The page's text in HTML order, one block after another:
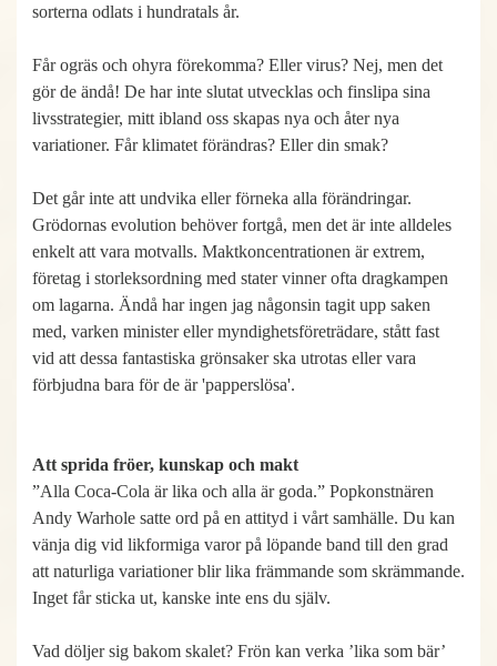
sorterna odlats i hundratals år.
Får ogräs och ohyra förekomma? Eller virus? Nej, men det
gör de ändå! De har inte slutat utvecklas och finslipa sina
livsstrategier, mitt ibland oss skapas nya och åter nya
variationer. Får klimatet förändras? Eller din smak?
Det går inte att undvika eller förneka alla förändringar.
Grödornas evolution behöver fortgå, men det är inte alldeles
enkelt att vara motvalls. Maktkoncentrationen är extrem,
företag i storleksordning med stater vinner ofta dragkampen
om lagarna. Ändå har ingen jag någonsin tagit upp saken
med, varken minister eller myndighetsföreträdare, stått fast
vid att dessa fantastiska grönsaker ska utrotas eller vara
förbjudna bara för de är 'papperslösa'.
Att sprida fröer, kunskap och makt
”Alla Coca-Cola är lika och alla är goda.” Popkonstnären
Andy Warhole satte ord på en attityd i vårt samhälle. Du kan
vänja dig vid likformiga varor på löpande band till den grad
att naturliga variationer blir lika främmande som skrämmande.
Inget får sticka ut, kanske inte ens du själv.
Vad döljer sig bakom skalet? Frön kan verka ’lika som bär’